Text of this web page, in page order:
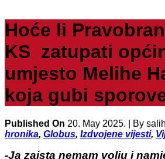
Hoće li
KS zatupati
umjesto Melihe
koja gubi
Published On 20. May 2025. | By
hronika, Globus, Izdvojene vijesti,
-Ja zaista nemam volju i